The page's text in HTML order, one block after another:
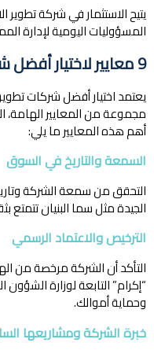
يتيح الاستثمار في شركة
المسؤوليات اليومية لإدارة
9 معايير لاختيار أفضل شركات تطوير عقاري بجدة
يعتمد اختيار أفضل شركات
مجموعة من المعايير
أهم هذه المعايير ما يلي:
السمعة والتاريخ في السوق
التحقق من سمعة الشركة
الجيدة مثل سما البنيان تتمتع
الترخيص والاعتماد الرسمي
التأكد أن الشركة مرخصة من
“إكرام” التابعة لوزارة
وحماية أموالك.
خبرة الشركة ومشاريعها